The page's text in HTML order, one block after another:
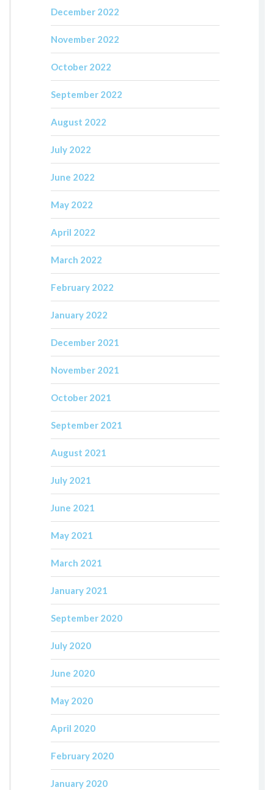
December 2022
November 2022
October 2022
September 2022
August 2022
July 2022
June 2022
May 2022
April 2022
March 2022
February 2022
January 2022
December 2021
November 2021
October 2021
September 2021
August 2021
July 2021
June 2021
May 2021
March 2021
January 2021
September 2020
July 2020
June 2020
May 2020
April 2020
February 2020
January 2020